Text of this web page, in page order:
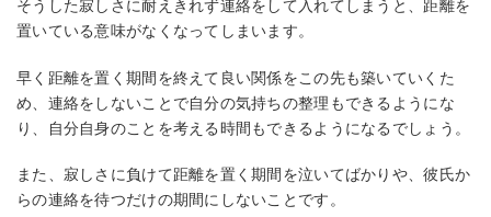
そうした寂しさに耐えきれず連絡をして入れてしまうと、距離を
置いている意味がなくなってしまいます。
早く距離を置く期間を終えて良い関係をこの先も築いていくた
め、連絡をしないことで自分の気持ちの整理もできるようにな
り、自分自身のことを考える時間もできるようになるでしょう。
また、寂しさに負けて距離を置く期間を泣いてばかりや、彼氏か
らの連絡を待つだけの期間にしないことです。